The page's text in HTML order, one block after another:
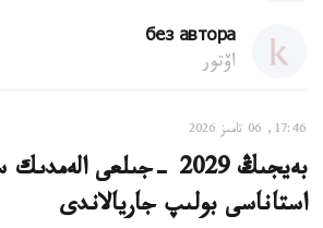
без автора
اۆتور
17:46, 06 تامىز 2026
بەيجىڭ 2029 -جىلعى
استاناسى بولىپ جاريالاندى